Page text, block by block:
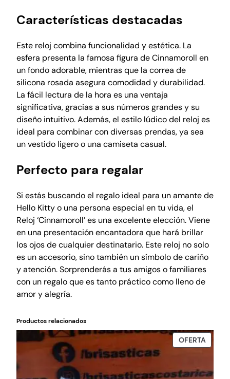
r
o
s
a
d
o
c
a
n
t
i
d
a
d
Características destacadas
Este reloj combina funcionalidad y estética. La
esfera presenta la famosa figura de Cinnamoroll en
un fondo adorable, mientras que la correa de
silicona rosada asegura comodidad y durabilidad.
La fácil lectura de la hora es una ventaja
significativa, gracias a sus números grandes y su
diseño intuitivo. Además, el estilo lúdico del reloj es
ideal para combinar con diversas prendas, ya sea
un vestido ligero o una camiseta casual.
Perfecto para regalar
Si estás buscando el regalo ideal para un amante de
Hello Kitty o una persona especial en tu vida, el
Reloj ‘Cinnamoroll’ es una excelente elección. Viene
en una presentación encantadora que hará brillar
los ojos de cualquier destinatario. Este reloj no solo
es un accesorio, sino también un símbolo de cariño
y atención. Sorprenderás a tus amigos o familiares
con un regalo que es tanto práctico como lleno de
amor y alegría.
Productos relacionados
OFERTA
EN